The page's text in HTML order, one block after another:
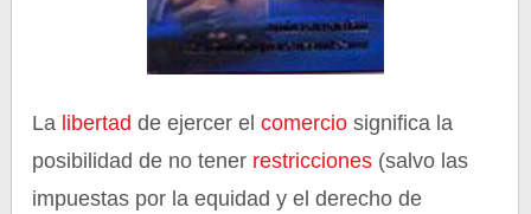
La libertad de ejercer elcomercio significa la
posibilidad de no tener restricciones (salvo las
impuestas por la equidad y el derecho de